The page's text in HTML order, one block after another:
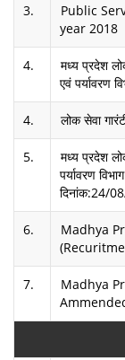
3.
Public
year 2018
4.
मध्य प्रदेश
एवं पर्यावरण
4. लोक सेवा
5.
मध्य प्रदेश
पर्यावरण
दिनांक:24/
6.
Madhya
7.
Madhya